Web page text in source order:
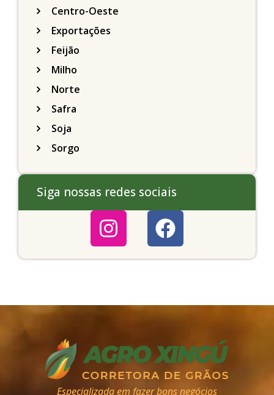
Centro-Oeste
Exportações
Feijão
Milho
Norte
Safra
Soja
Sorgo
Siga nossas redes sociais
Especializada em fazer bons negócios